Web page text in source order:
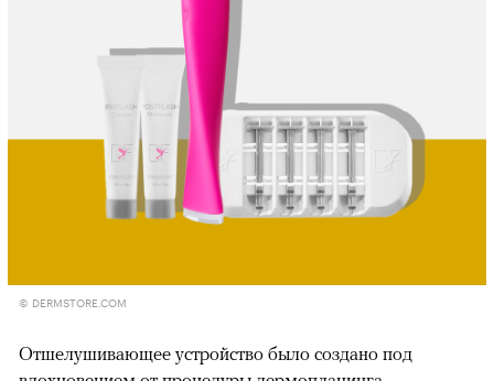
© DERMSTORE.COM
Отшелушивающее устройство было создано под